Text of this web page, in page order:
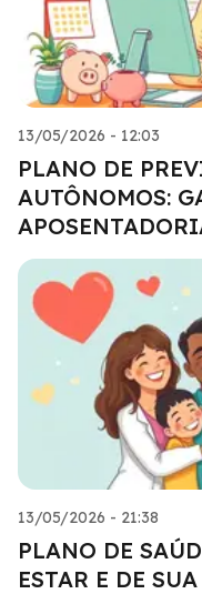
13/05/2026 - 12:03
PLANO DE
AUTÔNOMOS:
13/05/2026 - 21:38
PLANO DE
ESTAR E DE